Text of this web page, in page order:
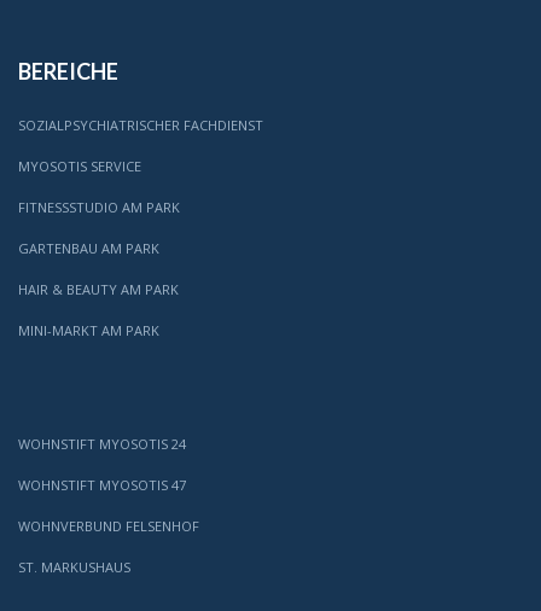
BEREICHE
SOZIALPSYCHIATRISCHER FACHDIENST
MYOSOTIS SERVICE
FITNESSSTUDIO AM PARK
GARTENBAU AM PARK
HAIR & BEAUTY AM PARK
MINI-MARKT AM PARK
WOHNSTIFT MYOSOTIS 24
WOHNSTIFT MYOSOTIS 47
WOHNVERBUND FELSENHOF
ST. MARKUSHAUS